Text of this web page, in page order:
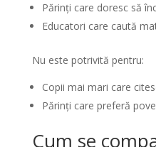
Părinți care doresc să
Educatori care caută
Nu este potrivită pentru:
Copii mai mari care
Părinți care preferă
Cum se